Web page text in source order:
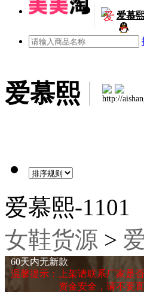
爱 爱慕
爱慕熙 http://
爱慕熙-1101
女鞋货源 >
60天内无新款
温馨提示：上架请联系厂家是
资金安全，请不要